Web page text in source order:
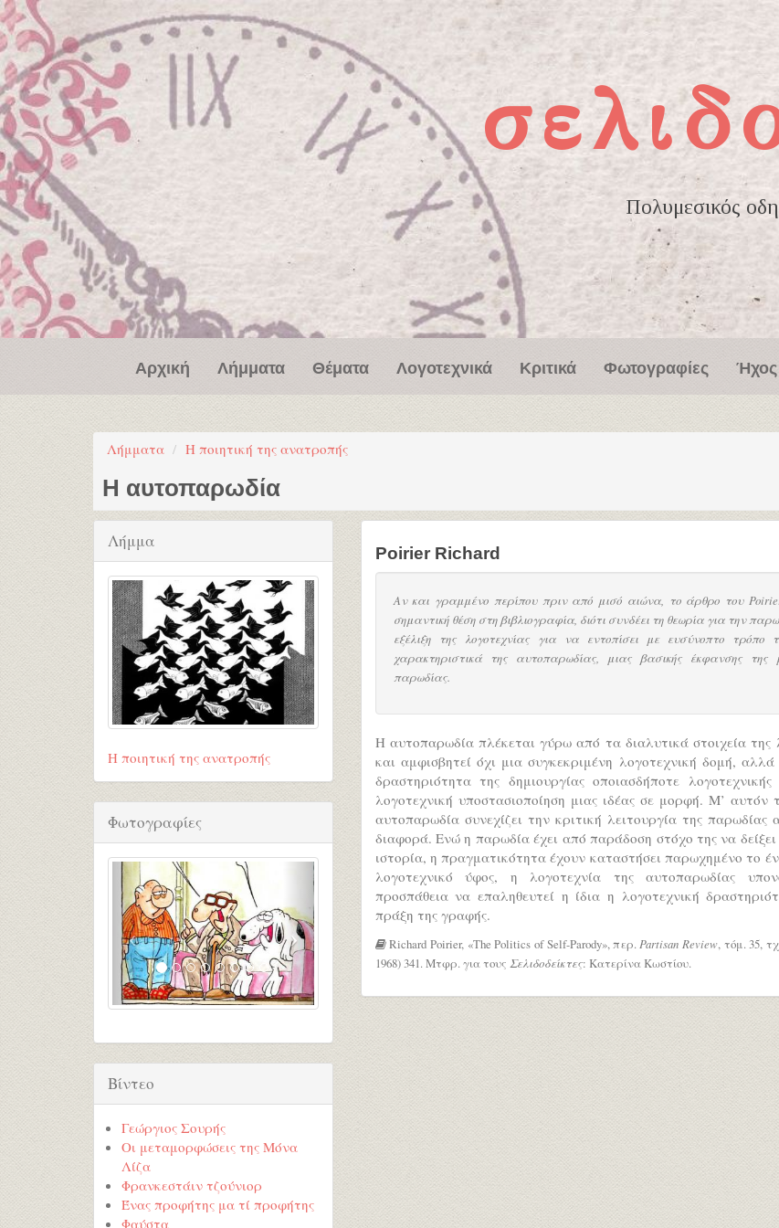
Παράκαμψη προς το κυρίως περιεχόμενο
Πολυμεσικός
Αρχική Λήμματα Θέματα Λογοτεχνικά Κριτικά Φωτογραφίες Ήχος
Λήμματα Η ποιητική της ανατροπής
Η αυτοπαρωδία
Poirier Richard
Αν και γραμμένο περίπου πριν από μισό αιώνα, το άρθρο του
σημαντική θέση στη βιβλιογραφία, διότι συνδέει τη θεωρία για την
εξέλιξη της λογοτεχνίας για να εντοπίσει με ευσύνοπτο τρόπο
χαρακτηριστικά της αυτοπαρωδίας, μιας βασικής έκφανσης της
παρωδίας.
H αυτοπαρωδία πλέκεται γύρω από τα διαλυτικά στοιχεία της
και αμφισβητεί όχι μια συγκεκριμένη λογοτεχνική δομή,
δραστηριότητα της δημιουργίας οποιασδήποτε
λογοτεχνική υποστασιοποίηση μιας ιδέας σε μορφή. Μ’ αυτόν
αυτοπαρωδία συνεχίζει την κριτική λειτουργία της
διαφορά. Ενώ η παρωδία έχει από παράδοση στόχο της να δείξει
ιστορία, η πραγματικότητα έχουν καταστήσει παρωχημένο το
λογοτεχνικό ύφος, η λογοτεχνία της αυτοπαρωδίας
προσπάθεια να επαληθευτεί η ίδια η λογοτεχνική
πράξη της γραφής.
Richard Poirier, «The Politics of Self-Parody», περ.Partisan Review, τόμ. 35,
1968) 341. Μτφρ. για τους Σελιδοδείκτες: Κατερίνα Κωστίου.
Λήμμα
Η ποιητική της ανατροπής
Φωτογραφίες
Βίντεο
Γεώργιος Σουρής
Οι μεταμορφώσεις της Μόνα
Λίζα
Φρανκεστάιν τζούνιορ
Ένας προφήτης μα τί προφήτης
Φαύστα